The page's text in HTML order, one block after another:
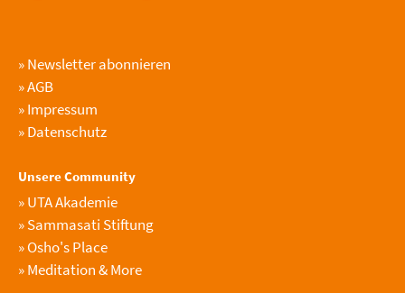
»Newsletter abonnieren
»AGB
»Impressum
»Datenschutz
Unsere Community
»UTA Akademie
»Sammasati Stiftung
»Osho's Place
»Meditation & More